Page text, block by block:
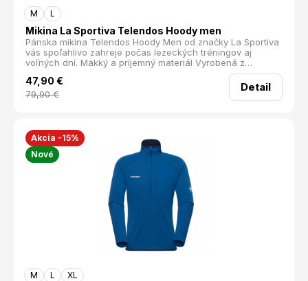
M L
Mikina La Sportiva Telendos Hoody men
Pánska mikina Telendos Hoody Men od značky La Sportiva
vás spoľahlivo zahreje počas lezeckých tréningov aj
voľných dní. Mäkký a príjemný materiál Vyrobená z
organickej bavlny, ktorá poskytuje výnimočné pohodlie a
príjemný pocit pri nosení. Kapucňa a klokanie vrecko
dodávajú mikine ležérny štýl, zatiaľ čo bočné zipsové
vrecko je praktické na uloženie lezečiek alebo drobností.
prednosti mikiny TELENDOS HOODY: Organická bavlna
Priedušná Elastická Kapucňa so sťahovaním Veľké vrecko
Zipsové vrecko na lezečky Materiál: 100% organická
bavlna Rozopínanie: Bez Kapucňa: S kapucňou Strihové
špecifiká: Regular Fit Hmotnosť (g): 707 (Veľkosť L)
47,90 €
79,90€
Detail
Akcia -15%
Nové
M L XL